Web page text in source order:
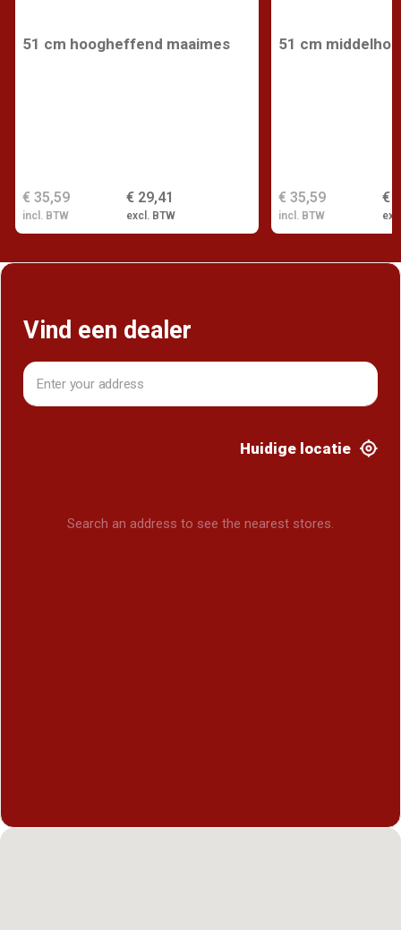
51 cm hoogheffend maaimes
€ 29,41
excl. BTW
€ 35,59
incl. BTW
51 cm
€
€ 35,59
incl. BTW
Vind een dealer
Huidige locatie
Search an address to see the nearest stores.